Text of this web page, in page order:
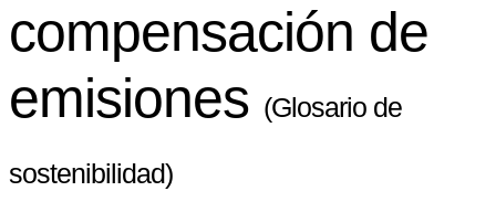
compensación de
emisiones (Glosario de
sostenibilidad)